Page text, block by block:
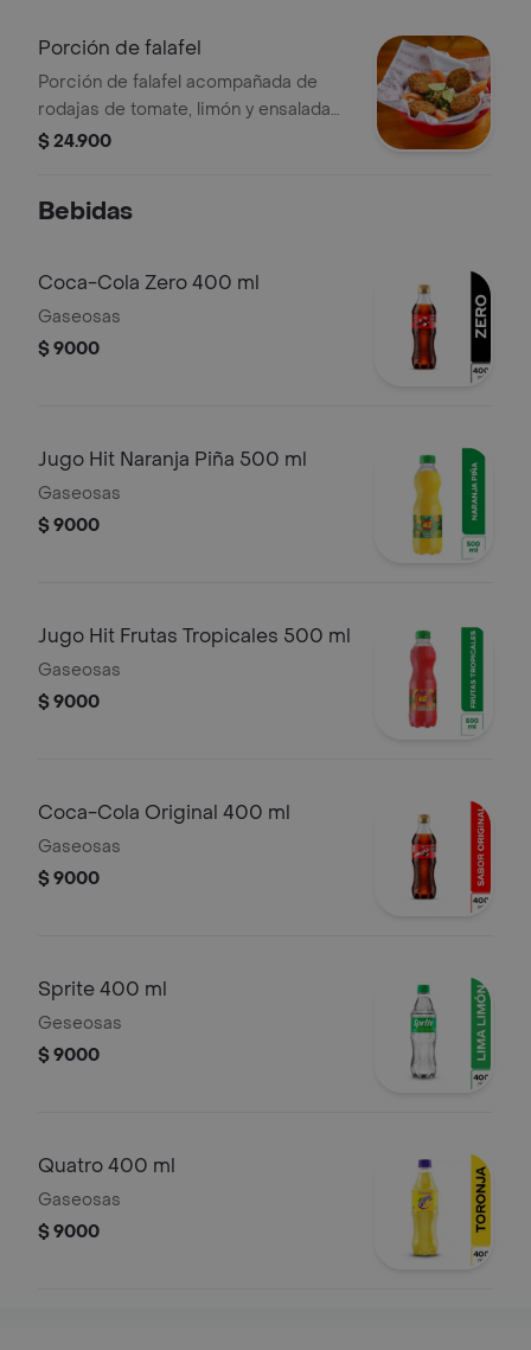
Porción de falafel
Porción de falafel acompañada de
rodajas de tomate, limón y ensalada
fresca.
$ 24.900
Bebidas
Coca-Cola Zero 400 ml
Gaseosas
$ 9000
Jugo Hit Naranja Piña 500 ml
Gaseosas
$ 9000
Jugo Hit Frutas Tropicales 500 ml
Gaseosas
$ 9000
Coca-Cola Original 400 ml
Gaseosas
$ 9000
Sprite 400 ml
Geseosas
$ 9000
Quatro 400 ml
Gaseosas
$ 9000